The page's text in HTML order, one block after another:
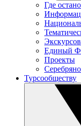
Где
Единый
Проекты
Турсообществу